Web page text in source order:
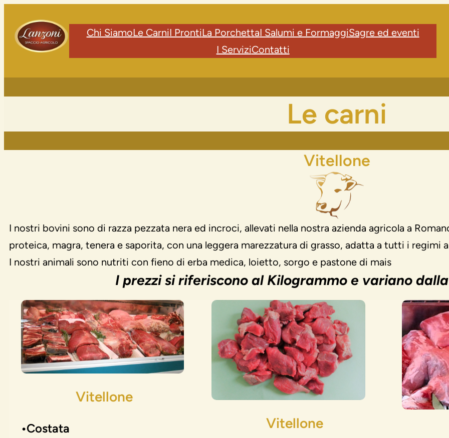
Chi SiamoLe CarniI ProntiLa PorchettaI Salumi e FormaggiSagre ed eventi
I ServiziContatti
Le carni
Vitellone
I nostri bovini sono di razza pezzata nera ed incroci, allevati nella nostra azienda agricola a
proteica, magra, tenera e saporita, con una leggera marezzatura di grasso, adatta a tutti i regimi
I nostri animali sono nutriti con fieno di erba medica, loietto, sorgo e pastone di mais
I prezzi si riferiscono al Kilogrammo e variano
Vitellone
•Costata Vitellone